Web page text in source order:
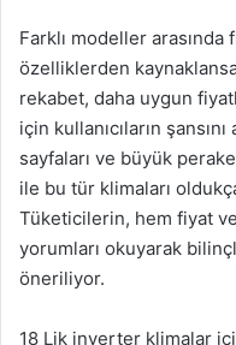
Farklı modeller
özelliklerden
rekabet, daha uygun
için kullanıcıların
sayfaları ve büyük
ile bu tür klimaları
Tüketicilerin, hem fiyat
yorumları okuyarak
öneriliyor.
18 Lik inverter klimalar